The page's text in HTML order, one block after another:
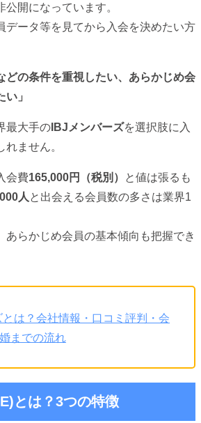
開になっています。
データ等を見てから入会を決めたい方
どの条件を重視したい、あらかじめ会
」
最大手の IBJメンバーズを選択肢に入
ません。
会費165,000円（税別）
と値は張るも
人 と出会える会員数の多さは業界1
あらかじめ会員の基本傾向も把握でき
とは？会社情報・口コミ評判・会
までの流れ
とは？3つの特徴